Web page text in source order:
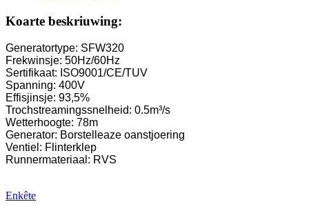
Koarte beskriuwing:
Generatortype: SFW320
Frekwinsje: 50Hz/60Hz
Sertifikaat: ISO9001/CE/TUV
Spanning: 400V
Effisjinsje: 93,5%
Trochstreamingssnelheid: 0.5m³/s
Wetterhoogte: 78m
Generator: Borstelleaze oanstjoering
Ventiel: Flinterklep
Runnermateriaal: RVS
Enkête